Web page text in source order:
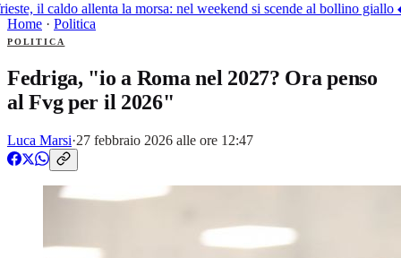
il caldo allenta la morsa: nel weekend si scende al bollino giallo
Home · Politica
POLITICA
Fedriga, "io a Roma nel 2027? Ora penso
al Fvg per il 2026"
Luca Marsi·27 febbraio 2026 alle ore 12:47